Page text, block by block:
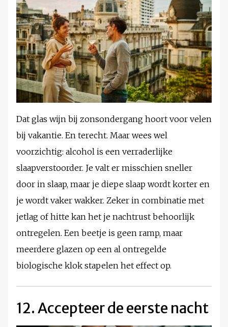
Dat glas wijn bij zonsondergang hoort voor velen
bij vakantie. En terecht. Maar wees wel
voorzichtig: alcohol is een verraderlijke
slaapverstoorder. Je valt er misschien sneller
door in slaap, maar je diepe slaap wordt korter en
je wordt vaker wakker. Zeker in combinatie met
jetlag of hitte kan het je nachtrust behoorlijk
ontregelen. Een beetje is geen ramp, maar
meerdere glazen op een al ontregelde
biologische klok stapelen het effect op.
12. Accepteer de eerste nacht